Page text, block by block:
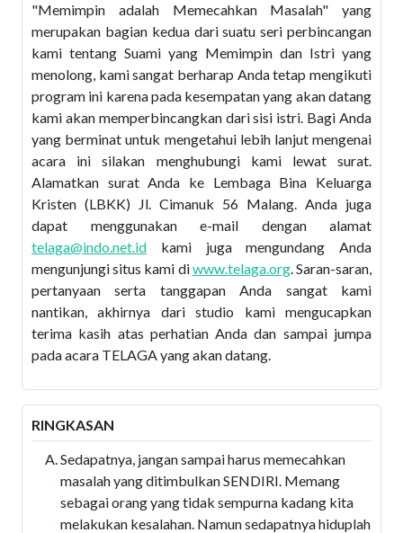
"Memimpin adalah Memecahkan Masalah" yang
merupakan bagian kedua dari suatu seri perbincangan
kami tentang Suami yang Memimpin dan Istri yang
menolong, kami sangat berharap Anda tetap mengikuti
program ini karena pada kesempatan yang akan datang
kami akan memperbincangkan dari sisi istri. Bagi Anda
yang berminat untuk mengetahui lebih lanjut mengenai
acara ini silakan menghubungi kami lewat surat.
Alamatkan surat Anda ke Lembaga Bina Keluarga
Kristen (LBKK) Jl. Cimanuk 56 Malang. Anda juga
dapat menggunakan e-mail dengan alamat
telaga@indo.net.id kami juga mengundang Anda
mengunjungi situs kami diwww.telaga.org. Saran-saran,
pertanyaan serta tanggapan Anda sangat kami
nantikan, akhirnya dari studio kami mengucapkan
terima kasih atas perhatian Anda dan sampai jumpa
pada acara TELAGA yang akan datang.
RINGKASAN
Sedapatnya, jangan sampai harus memecahkan
masalah yang ditimbulkan SENDIRI. Memang
sebagai orang yang tidak sempurna kadang kita
melakukan kesalahan. Namun sedapatnya hiduplah